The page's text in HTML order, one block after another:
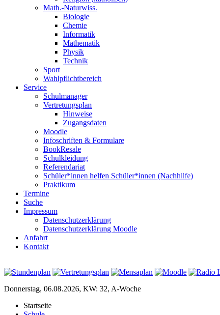
Math.-Naturwiss.
Biologie
Chemie
Informatik
Mathematik
Physik
Technik
Sport
Wahlpflichtbereich
Service
Schulmanager
Vertretungsplan
Hinweise
Zugangsdaten
Moodle
Infoschriften & Formulare
BookResale
Schulkleidung
Referendariat
Schüler*innen helfen Schüler*innen (Nachhilfe)
Praktikum
Termine
Suche
Impressum
Datenschutzerklärung
Datenschutzerklärung Moodle
Anfahrt
Kontakt
Donnerstag, 06.08.2026, KW: 32, A-Woche
Startseite